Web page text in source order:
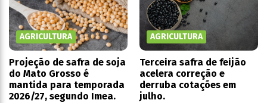
AGRICULTURA
Projeção de safra de soja
do Mato Grosso é
mantida para temporada
2026/27, segundo Imea.
AGRICULTURA
Terceira safra de feijão
acelera correção e
derruba cotações em
julho.